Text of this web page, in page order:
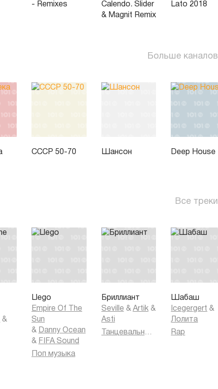
- Remixes
Calendo. Slider
& Magnit Remix
Lato 2018
Больше каналов
СССР 50-70 Шансон Deep House
Все треки
&
Llego
Empire Of The
Sun
& Danny Ocean
& FIFA Sound
Поп музыка
Бриллиант
Seville & Artik &
Asti
Танцевальная музыка
Шабаш
Icegergert &
Лолита
Rap